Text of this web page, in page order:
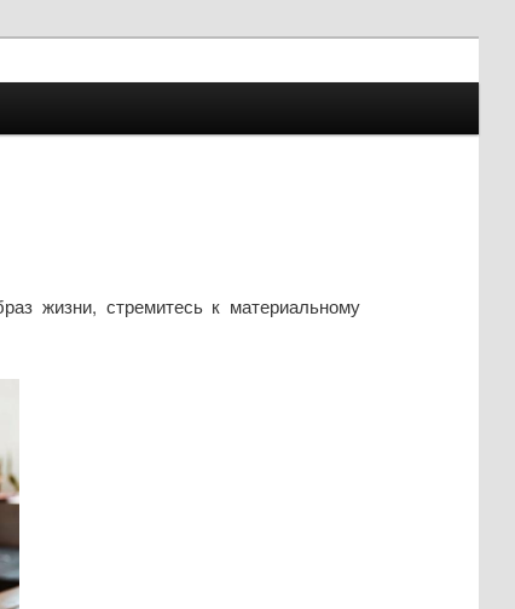
жизни, стремитесь к материальному